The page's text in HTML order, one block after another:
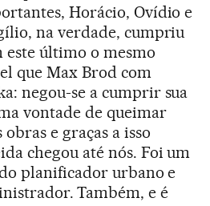
Horácio, Ovídio e
na verdade, cumpriu
este último o mesmo
que Max Brod com
negou-se a cumprir sua
vontade de queimar
obras e graças a isso
chegou até nós. Foi um
planificador urbano e
Também, e é